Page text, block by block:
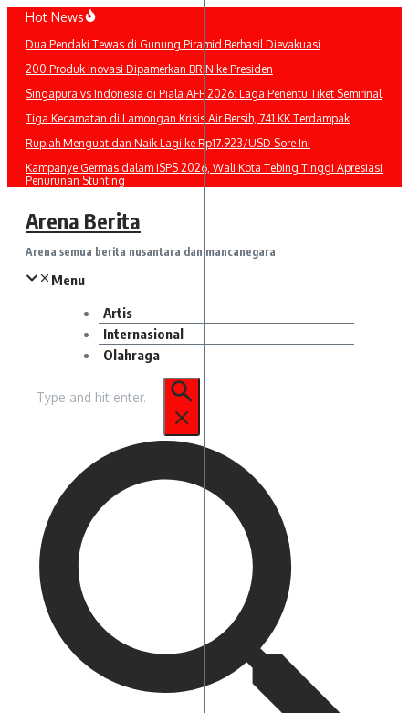
Lewati
konten
Hot News
Dua Pendaki Tewas di Gunung Piramid Berhasil Dievakuasi
200 Produk Inovasi Dipamerkan BRIN ke Presiden
Singapura vs Indonesia di Piala AFF 2026: Laga Penentu Tiket Semifinal
Tiga Kecamatan di Lamongan Krisis Air Bersih, 741 KK Terdampak
Rupiah Menguat dan Naik Lagi ke Rp17.923/USD Sore Ini
Kampanye Germas dalam ISPS 2026, Wali Kota Tebing Tinggi Apresiasi
Penurunan Stunting
Arena Berita
Arena semua berita nusantara dan mancanegara
Menu
Artis
Internasional
Olahraga
untuk: